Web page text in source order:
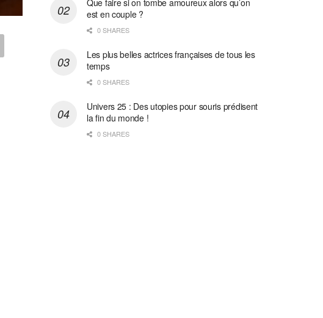
est en couple ?
0 SHARES
Les plus belles actrices françaises de tous les
temps
0 SHARES
Univers 25 : Des utopies pour souris prédisent
la fin du monde !
0 SHARES